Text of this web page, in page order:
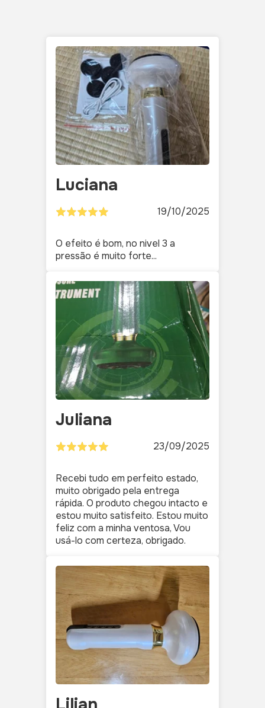
Luciana
19/10/2025
O efeito é bom, no nivel 3 a
pressão é muito forte...
Juliana
23/09/2025
Recebi tudo em perfeito estado,
muito obrigado pela entrega
rápida. O produto chegou intacto e
estou muito satisfeito. Estou muito
feliz com a minha ventosa, Vou
usá-lo com certeza, obrigado.